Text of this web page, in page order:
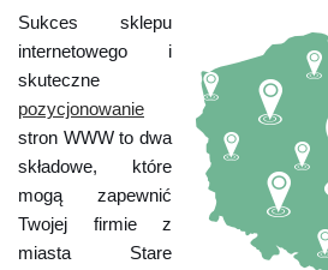
Sukces sklepu
internetowego i
skuteczne
pozycjonowanie
stron WWW to dwa
składowe, które
mogą zapewnić
Twojej firmie z
miasta Stare